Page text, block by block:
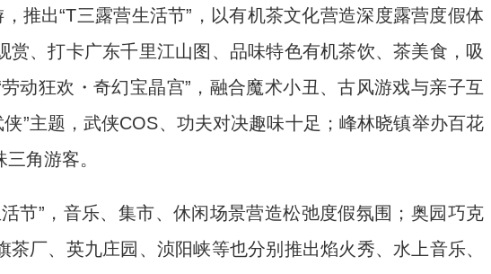
出“T三露营生活节”，以有机茶文化营造深度露营度假体
赏、打卡广东千里江山图、品味特色有机茶饮、茶美食，吸
动狂欢・奇幻宝晶宫”，融合魔术小丑、古风游戏与亲子互
”主题，武侠COS、功夫对决趣味十足；峰林晓镇举办百花
角游客。
”，音乐、集市、休闲场景营造松弛度假氛围；奥园巧克
厂、英九庄园、浈阳峡等也分别推出焰火秀、水上音乐、